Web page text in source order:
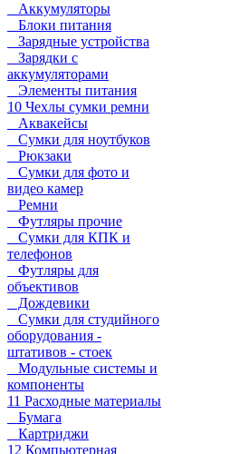
Аккумуляторы
Блоки питания
Зарядные устройства
Зарядки с
аккумуляторами
Элементы питания
10 Чехлы сумки ремни
Аквакейсы
Сумки для ноутбуков
Рюкзаки
Сумки для фото и
видео камер
Ремни
Футляры прочие
Сумки для КПК и
телефонов
Футляры для
объективов
Дождевики
Сумки для студийного
оборудования -
штативов - стоек
Модульные системы и
компоненты
11 Расходные материалы
Бумага
Картриджи
12 Компьютерная